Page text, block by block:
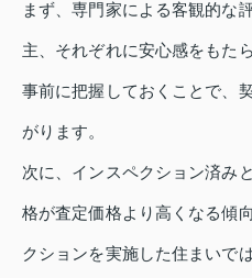
まず、専門家による客観的な
主、それぞれに安心感をもた
事前に把握しておくことで、
がります。
次に、インスペクション済み
格が査定価格より高くなる傾
クションを実施した住まいで